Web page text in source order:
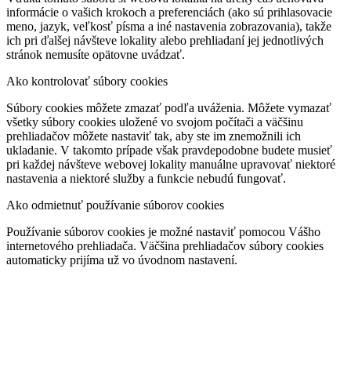
informácie o vašich krokoch a preferenciách (ako sú prihlasovacie
meno, jazyk, veľkosť písma a iné nastavenia zobrazovania), takže
ich pri ďalšej návšteve lokality alebo prehliadaní jej jednotlivých
stránok nemusíte opätovne uvádzať.
Ako kontrolovať súbory cookies
Súbory cookies môžete zmazať podľa uváženia. Môžete vymazať
všetky súbory cookies uložené vo svojom počítači a väčšinu
prehliadačov môžete nastaviť tak, aby ste im znemožnili ich
ukladanie. V takomto prípade však pravdepodobne budete musieť
pri každej návšteve webovej lokality manuálne upravovať niektoré
nastavenia a niektoré služby a funkcie nebudú fungovať.
Ako odmietnuť používanie súborov cookies
Používanie súborov cookies je možné nastaviť pomocou Vášho
internetového prehliadača. Väčšina prehliadačov súbory cookies
automaticky prijíma už vo úvodnom nastavení.